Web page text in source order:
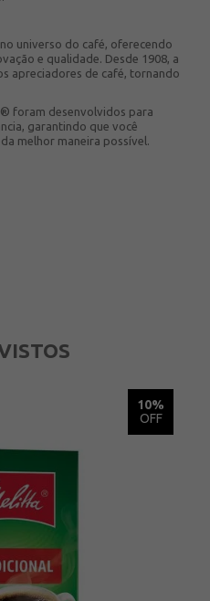
universo do café, oferecendo
e qualidade. Desde 1908, a
apreciadores de café, tornando
foram desenvolvidos para
garantindo que você
melhor maneira possível.
10%
OFF